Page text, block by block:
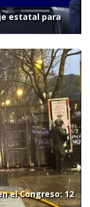
estatal para
el Congreso: 12